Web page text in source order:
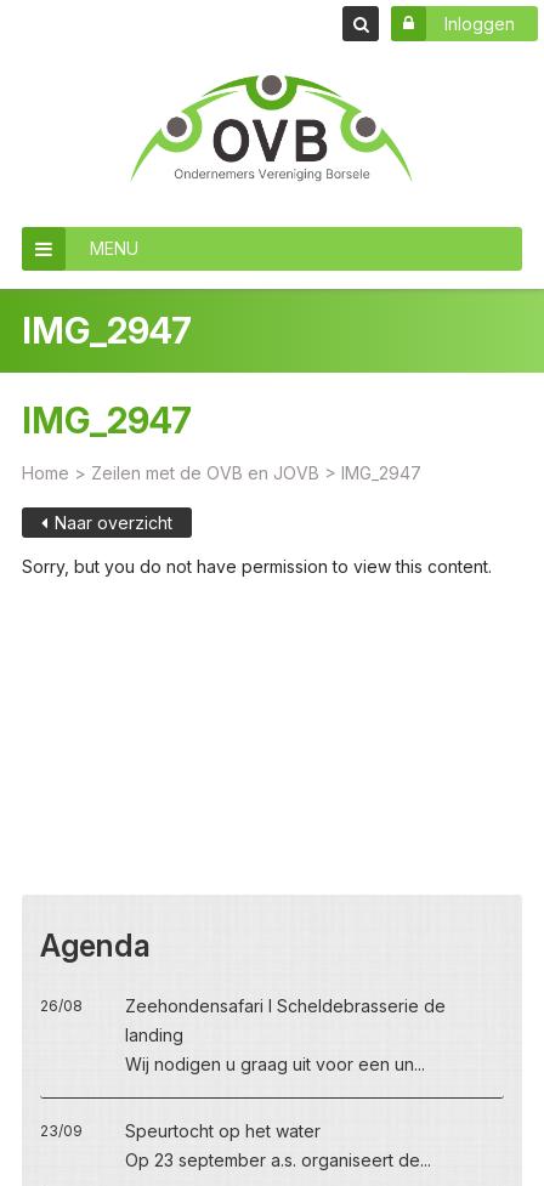
Inloggen
MENU
IMG_2947
IMG_2947
Home > Zeilen met de OVB en JOVB > IMG_2947
Naar overzicht
Sorry, but you do not have permission to view this content.
Agenda
26/08
Zeehondensafari I Scheldebrasserie de
landing
Wij nodigen u graag uit voor een un...
23/09
Speurtocht op het water
Op 23 september a.s. organiseert de...